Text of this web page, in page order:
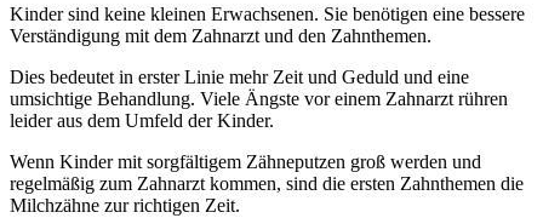
Kinder sind keine kleinen Erwachsenen. Sie benötigen eine bessere
Verständigung mit dem Zahnarzt und den Zahnthemen.
Dies bedeutet in erster Linie mehr Zeit und Geduld und eine
umsichtige Behandlung. Viele Ängste vor einem Zahnarzt rühren
leider aus dem Umfeld der Kinder.
Wenn Kinder mit sorgfältigem Zähneputzen groß werden und
regelmäßig zum Zahnarzt kommen, sind die ersten Zahnthemen die
Milchzähne zur richtigen Zeit.